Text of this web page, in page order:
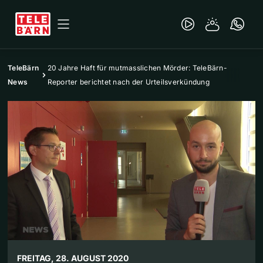
TeleBärn
News
20 Jahre Haft für mutmasslichen Mörder: TeleBärn-
Reporter berichtet nach der Urteilsverkündung
FREITAG, 28. AUGUST 2020